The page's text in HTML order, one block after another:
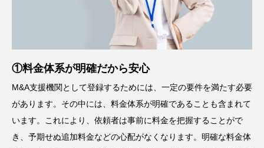
①料金体系が明確だから安心
M&A支援機関として登録するためには、一定の要件を満たす必要
があります。その中には、料金体系が明確であることも含まれて
います。これにより、依頼者は事前に料金を把握することがで
き、予期せぬ追加料金などの心配がなくなります。明確な料金体